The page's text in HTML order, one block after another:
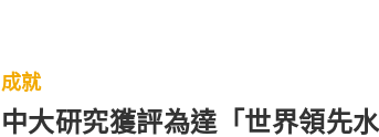
成就
中大研究獲評為達「世界領先水